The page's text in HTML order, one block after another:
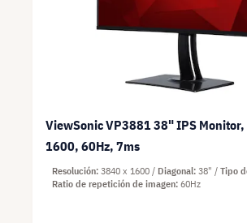
ViewSonic VP3881 38" IPS
1600, 60Hz, 7ms
Resolución 3840 x 1600 Diagonal 38" Tipo
Ratio de repetición de imagen 60Hz